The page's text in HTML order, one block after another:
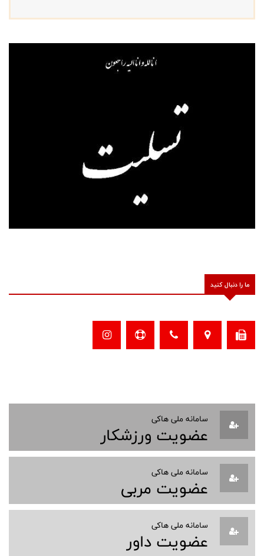
ما را دنبال کنید
سامانه ملی هاکی
عضویت ورزشکار
سامانه ملی هاکی
عضویت مربی
سامانه ملی هاکی
عضویت داور